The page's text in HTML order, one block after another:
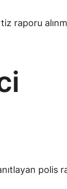
raporu